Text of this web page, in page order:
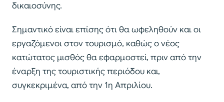
δικαιοσύνης.
Σημαντικό είναι επίσης ότι θα ωφεληθούν και οι
εργαζόμενοι στον τουρισμό, καθώς ο νέος
κατώτατος μισθός θα εφαρμοστεί, πριν από την
έναρξη της τουριστικής περιόδου και,
συγκεκριμένα, από την 1η Απριλίου.